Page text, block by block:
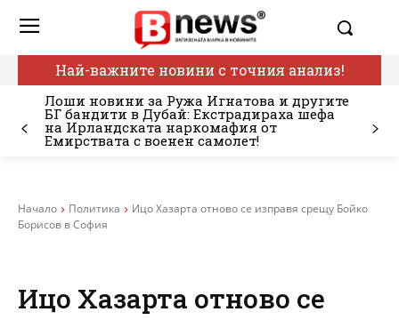
Най-важните новини с точния анализ!
Лоши новини за Ружа Игнатова и другите
БГ бандити в Дубай: Екстрадираха шефа
на Ирландската наркомафия от
Емирствата с военен самолет!
Начало Политика
Ицо Хазарта отново се изправя срещу Бойко
Борисов в София
Ицо Хазарта отново се